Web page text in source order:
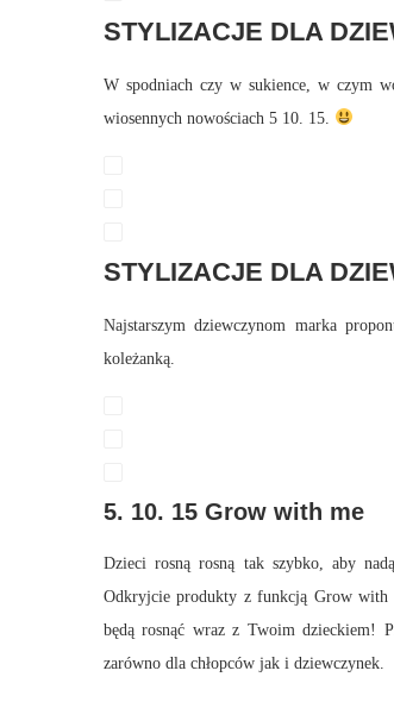
STYLIZACJE DLA
W spodniach czy w sukience, w czym
wiosennych nowościach 5 10. 15.
STYLIZACJE DLA
Najstarszym dziewczynom marka
koleżanką.
5. 10. 15 Grow with me
Dzieci rosną rosną tak szybko, aby
Odkryjcie produkty z funkcją Grow with
będą rosnąć wraz z Twoim dzieckiem!
zarówno dla chłopców jak i dziewczynek.